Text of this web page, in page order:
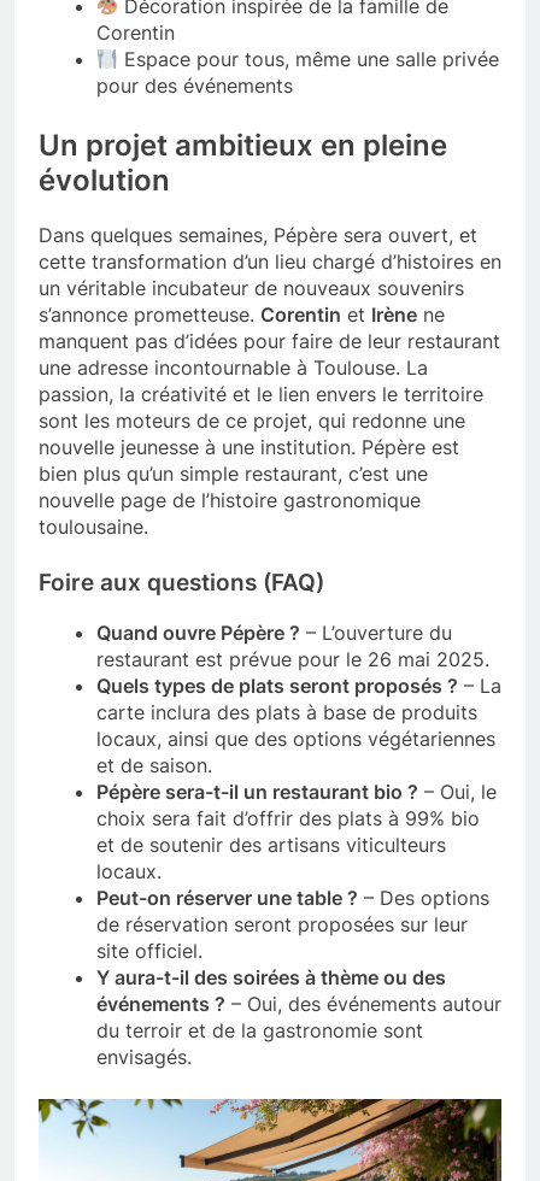
Décoration inspirée de la famille de
Corentin
Espace pour tous, même une salle privée
pour des événements
Un projet ambitieux en pleine
évolution
Dans quelques semaines, Pépère sera ouvert, et
cette transformation d’un lieu chargé d’histoires en
un véritable incubateur de nouveaux souvenirs
s’annonce prometteuse. Corentin et Irène ne
manquent pas d’idées pour faire de leur restaurant
une adresse incontournable à Toulouse. La
passion, la créativité et le lien envers le territoire
sont les moteurs de ce projet, qui redonne une
nouvelle jeunesse à une institution. Pépère est
bien plus qu’un simple restaurant, c’est une
nouvelle page de l’histoire gastronomique
toulousaine.
Foire aux questions (FAQ)
Quand ouvre Pépère ? – L’ouverture du
restaurant est prévue pour le 26 mai 2025.
Quels types de plats seront proposés ? – La
carte inclura des plats à base de produits
locaux, ainsi que des options végétariennes
et de saison.
Pépère sera-t-il un restaurant bio ? – Oui, le
choix sera fait d’offrir des plats à 99% bio
et de soutenir des artisans viticulteurs
locaux.
Peut-on réserver une table ? – Des options
de réservation seront proposées sur leur
site officiel.
Y aura-t-il des soirées à thème ou des
événements ? – Oui, des événements autour
du terroir et de la gastronomie sont
envisagés.